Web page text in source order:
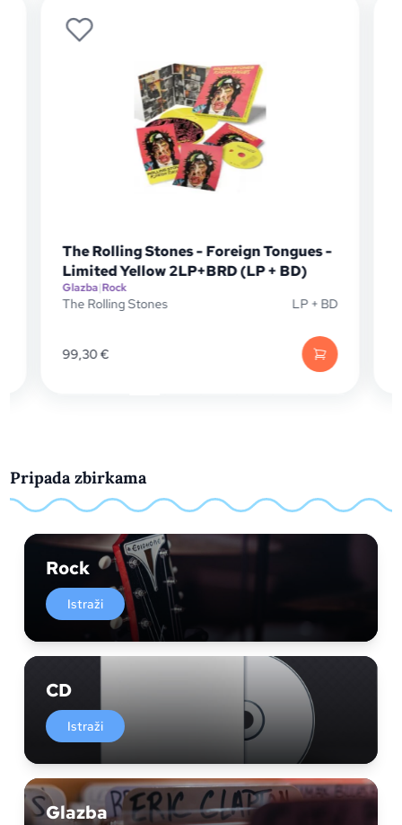
The Rolling Stones - Foreign Tongues -
Limited Yellow 2LP+BRD (LP + BD)
Glazba|Rock
The Rolling Stones LP + BD
99,30€
Pripada zbirkama
Rock
Istraži
CD
Istraži
Glazba